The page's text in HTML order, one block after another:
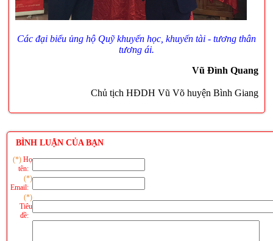
Các đại biểu ủng hộ Quỹ khuyến học, khuyến tài - tương thân
tương ái.
Vũ Đình Quang
Chủ tịch HĐDH Vũ Võ huyện Bình Giang
BÌNH LUẬN CỦA BẠN
(*) Họ
tên:
(*)
Email:
(*)
Tiêu
đề: